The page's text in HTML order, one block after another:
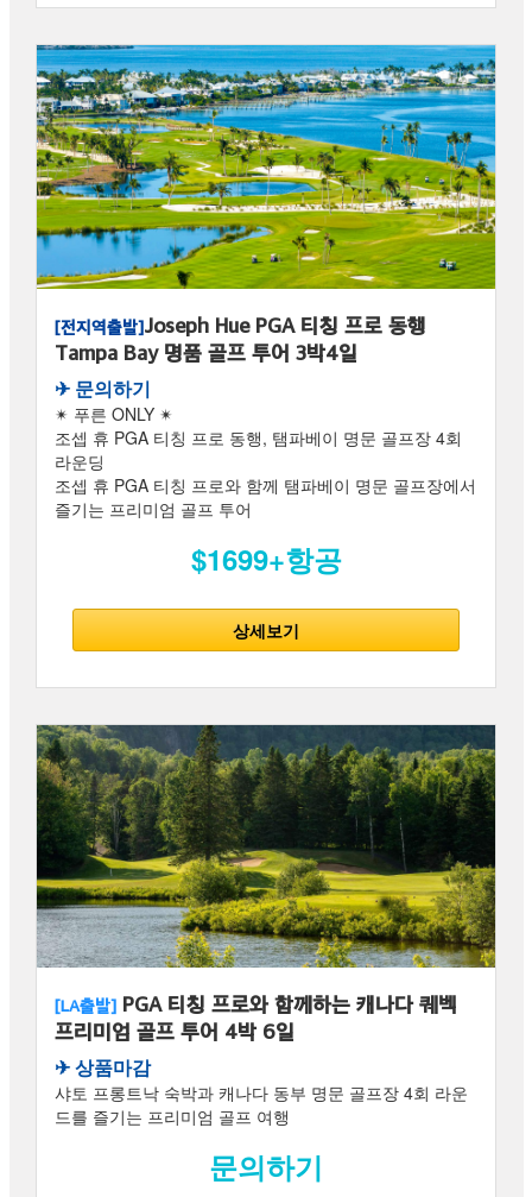
[전지역출발]Joseph Hue PGA 티칭 프로 동행
Tampa Bay 명품 골프 투어 3박4일
✈︎ 문의하기
✴ 푸른 ONLY ✴
조셉 휴 PGA 티칭 프로 동행, 탬파베이 명문 골프장 4회
라운딩
조셉 휴 PGA 티칭 프로와 함께 탬파베이 명문 골프장에서
즐기는 프리미엄 골프 투어
$1699+항공
상세보기
[LA출발] PGA 티칭 프로와 함께하는 캐나다 퀘벡
프리미엄 골프 투어 4박 6일
✈︎ 상품마감
샤토 프롱트낙 숙박과 캐나다 동부 명문 골프장 4회 라운
드를 즐기는 프리미엄 골프 여행
문의하기